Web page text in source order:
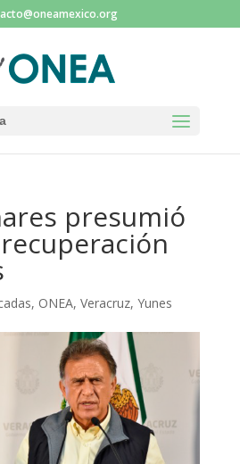
presumió
, ONEA, Veracruz, Yunes